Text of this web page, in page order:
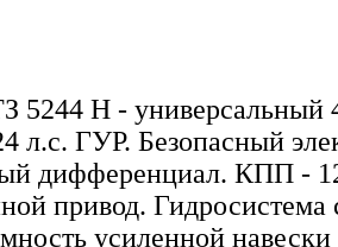
5244 Н - универсальный
л.с. ГУР. Безопасный
дифференциал. КПП -
привод. Гидросистема
усиленной навески